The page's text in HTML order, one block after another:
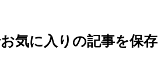
気に入りの記事を保存